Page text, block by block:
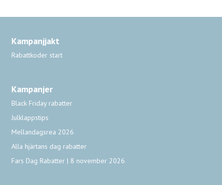
Kampanjjakt
Rabattkoder start
Kampanjer
Black Friday rabatter
Julklappstips
Mellandagsrea 2026
Alla hjärtans dag rabatter
Fars Dag Rabatter | 8 november 2026